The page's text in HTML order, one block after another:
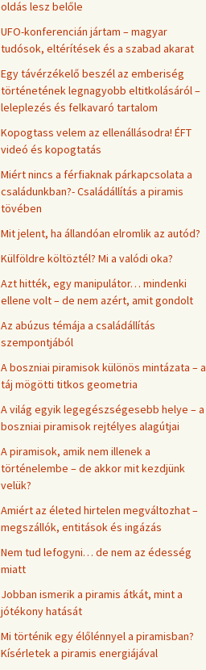
oldás lesz belőle
UFO-konferencián jártam – magyar
tudósok, eltérítések és a szabad akarat
Egy távérzékelő beszél az emberiség
történetének legnagyobb eltitkolásáról –
leleplezés és felkavaró tartalom
Kopogtass velem az ellenállásodra! ÉFT
videó és kopogtatás
Miért nincs a férfiaknak párkapcsolata a
családunkban?- Családállítás a piramis
tövében
Mit jelent, ha állandóan elromlik az autód?
Külföldre költöztél? Mi a valódi oka?
Azt hitték, egy manipulátor… mindenki
ellene volt – de nem azért, amit gondolt
Az abúzus témája a családállítás
szempontjából
A boszniai piramisok különös mintázata – a
táj mögötti titkos geometria
A világ egyik legegészségesebb helye – a
boszniai piramisok rejtélyes alagútjai
A piramisok, amik nem illenek a
történelembe – de akkor mit kezdjünk
velük?
Amiért az életed hirtelen megváltozhat –
megszállók, entitások és ingázás
Nem tud lefogyni… de nem az édesség
miatt
Jobban ismerik a piramis átkát, mint a
jótékony hatását
Mi történik egy élőlénnyel a piramisban?
Kísérletek a piramis energiájával